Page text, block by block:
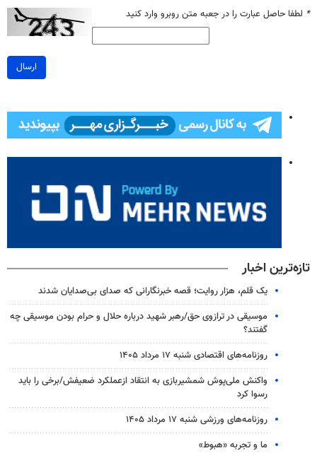
* لطفا حاصل عبارت را در جعبه متن روبرو وارد کنید
ارسال
تازه‌ترین اخبار
یک قلم، هزار روایت؛ قصه خبرنگارانی که صدای بی‌صدایان شدند
موسیقی در ترازوی حق/رهبر شهید درباره حلال و حرام بودن موسیقی چه
گفتند؟
روزنامه‌های اقتصادی شنبه ۱۷ مرداد ۱۴۰۵
واکنش ملی‌پوش شمشیربازی به انتقاد ازعملکرد ضعیفش/برخی را باید
رسوا کرد
روزنامه‌های ورزشی شنبه ۱۷ مرداد ۱۴۰۵
ما و تجربه «هبوط»